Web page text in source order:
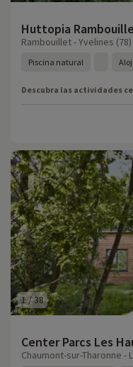
Huttopia
Rambouillet - Yvelines (78)
Piscina natural
Descubra las actividades
1/38
Center Parcs Les
Chaumont-sur-Tharonne -